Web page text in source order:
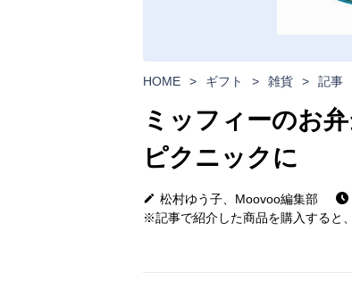
HOME > ギフト > 雑貨 > 記事
ミッフィーのお
ピクニックに
松村ゆう子、Moovoo編集部
※記事で紹介した商品を購入すると